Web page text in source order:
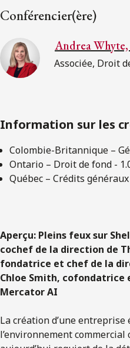
Conférencier(ère)
Andrea Whyte,
Associée, Droit
Information sur les
Colombie-Britannique –
Ontario – Droit de fond -
Québec – Crédits généraux
Aperçu: Pleins feux sur
cochef de la direction de
fondatrice et chef de la
Chloe Smith,
Mercator AI
La création d’une
l’environnement